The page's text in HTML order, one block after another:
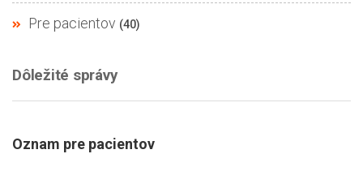
Pre pacientov (40)
Dôležité správy
Oznam pre pacientov